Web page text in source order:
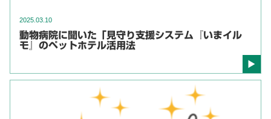
2025.03.10
動物病院に聞いた「見守り支援システム『いまイル
モ』のペットホテル活用法